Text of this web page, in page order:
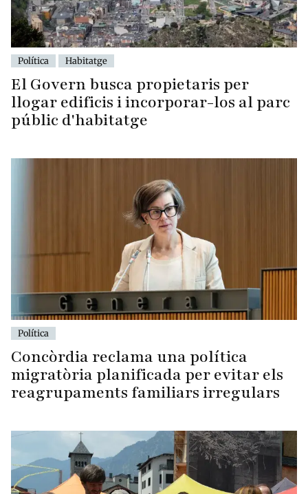
Política Habitatge
El Govern busca propietaris per
llogar edificis i incorporar-los al parc
públic d'habitatge
Política
Concòrdia reclama una política
migratòria planificada per evitar els
reagrupaments familiars irregulars